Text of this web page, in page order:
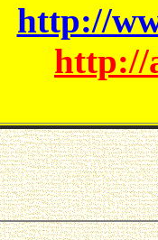
http://
http://